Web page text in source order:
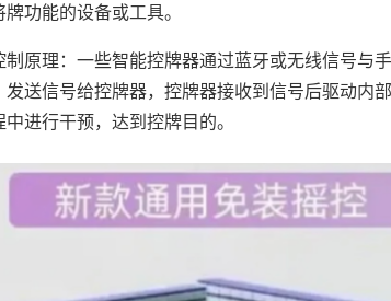
功能的设备或工具。
制原理：一些智能控牌器通过蓝牙或无线信号与
送信号给控牌器，控牌器接收到信号后驱动内
进行干预，达到控牌目的。